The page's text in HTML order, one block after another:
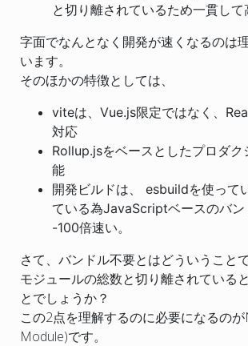
と切り離されているため一貫し
字面でなんとなく開発が速くなるのは
います。
そのほかの特徴としては、
viteは、Vue.js限定ではなく、
対応
Rollup.jsをベースとしたプロダク
能
開発ビルドは、 esbuildを使って
ている為JavaScriptベースのバン
-100倍速い。
さて、バンドル不要とはどういうこと
モジュールの総数と切り離されている
とでしょうか？
この2点を理解するのに必要になるのが
Module)です。